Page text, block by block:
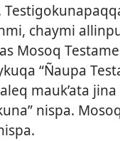
chaymi
Mosoq
“Ñaupa
mauk’ata
nispa.